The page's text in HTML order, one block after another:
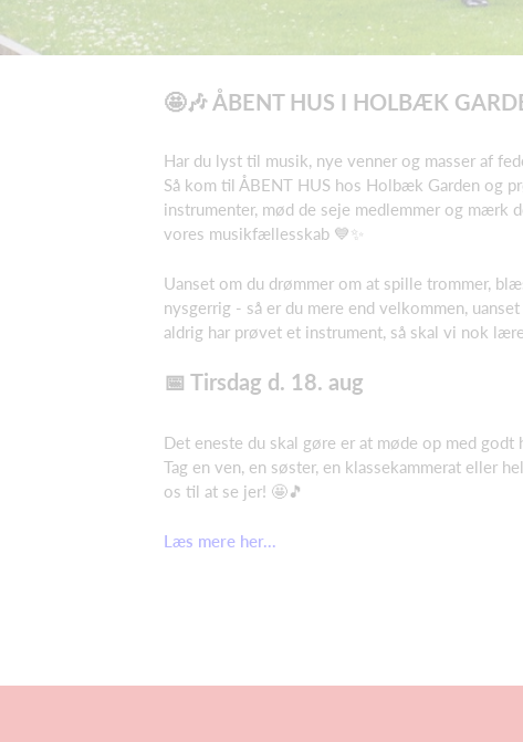
🤩🎶 ÅBENT HUS I HOLBÆK
Har du lyst til musik, nye venner og masser af
Så kom til ÅBENT HUS hos Holbæk Garden og
instrumenter, mød de seje medlemmer og mærk
vores musikfællesskab 💙✨
Uanset om du drømmer om at spille trommer,
nysgerrig - så er du mere end velkommen,
aldrig har prøvet et instrument, så skal vi nok
📅 Tirsdag d. 18. aug
Det eneste du skal gøre er at møde op med godt
Tag en ven, en søster, en klassekammerat eller
os til at se jer! 🤩🎵
Læs mere her...